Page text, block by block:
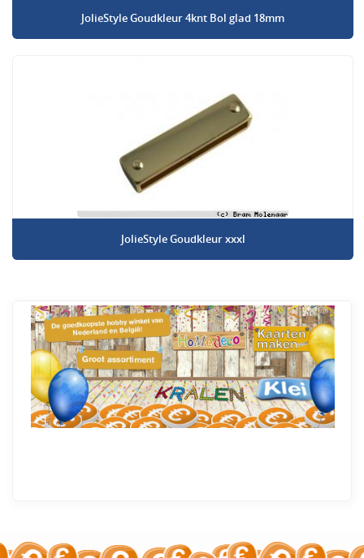
JolieStyle Goudkleur 4knt Bol glad 18mm
JolieStyle Goudkleur xxxl